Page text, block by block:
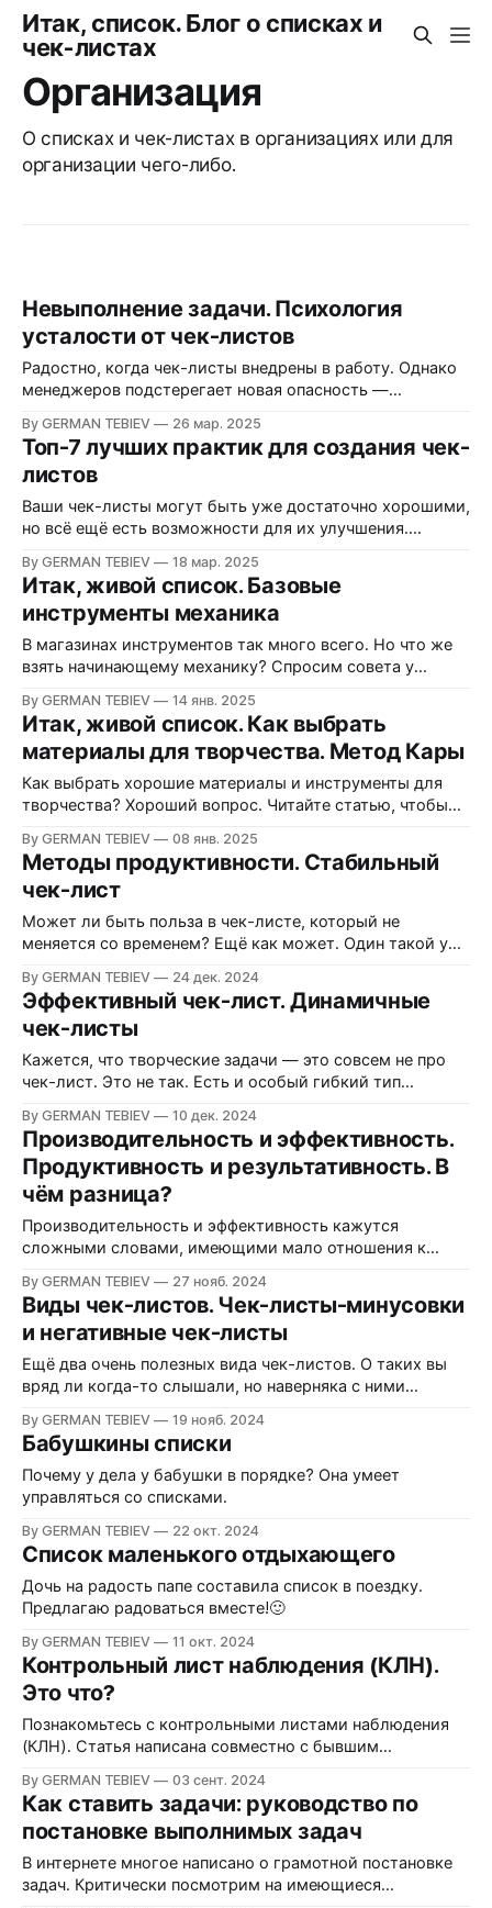
Итак, список. Блог о списках и
чек-листах
Организация
О списках и чек-листах в организациях или для
организации чего-либо.
Невыполнение задачи. Психология
усталости от чек-листов
Радостно, когда чек-листы внедрены в работу. Однако
менеджеров подстерегает новая опасность —
справиться?
By GERMAN TEBIEV 26 мар. 2025
Топ-7 лучших практик для создания чек-
листов
Ваши чек-листы могут быть уже достаточно хорошими,
но всё ещё есть возможности для их улучшения.
By GERMAN TEBIEV 18 мар. 2025
Итак, живой список. Базовые
инструменты механика
В магазинах инструментов так много всего. Но что же
взять начинающему механику? Спросим совета у
By GERMAN TEBIEV 14 янв. 2025
Итак, живой список. Как выбрать
материалы для творчества. Метод Кары
Как выбрать хорошие материалы и инструменты для
творчества? Хороший вопрос. Читайте статью, чтобы
By GERMAN TEBIEV 08 янв. 2025
Методы продуктивности. Стабильный
чек-лист
Может ли быть польза в чек-листе, который не
меняется со временем? Ещё как может. Один такой уже
By GERMAN TEBIEV 24 дек. 2024
Эффективный чек-лист. Динамичные
чек-листы
Кажется, что творческие задачи — это совсем не про
чек-лист. Это не так. Есть и особый гибкий тип
By GERMAN TEBIEV 10 дек. 2024
Производительность и эффективность.
Продуктивность и результативность. В
чём разница?
Производительность и эффективность кажутся
сложными словами, имеющими мало отношения к
Разберёмся в определениях и примерах.
By GERMAN TEBIEV 27 нояб. 2024
Виды чек-листов. Чек-листы-минусовки
и негативные чек-листы
Ещё два очень полезных вида чек-листов. О таких вы
вряд ли когда-то слышали, но наверняка с ними
By GERMAN TEBIEV 19 нояб. 2024
Бабушкины списки
Почему у дела у бабушки в порядке? Она умеет
управляться со списками.
By GERMAN TEBIEV 22 окт. 2024
Список маленького отдыхающего
Дочь на радость папе составила список в поездку.
Предлагаю радоваться вместе!🙂
By GERMAN TEBIEV 11 окт. 2024
Контрольный лист наблюдения (КЛН).
Это что?
Познакомьтесь с контрольными листами наблюдения
(КЛН). Статья написана совместно с бывшим
Александром Касьяновым.
By GERMAN TEBIEV 03 сент. 2024
Как ставить задачи: руководство по
постановке выполнимых задач
В интернете многое написано о грамотной постановке
задач. Критически посмотрим на имеющиеся